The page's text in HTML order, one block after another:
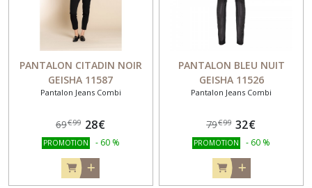
PANTALON CITADIN NOIR
GEISHA 11587
Pantalon Jeans Combi
69€99 28€
PROMOTION - 60 %
PANTALON BLEU NUIT
GEISHA 11526
Pantalon Jeans Combi
79€99 32€
PROMOTION - 60 %